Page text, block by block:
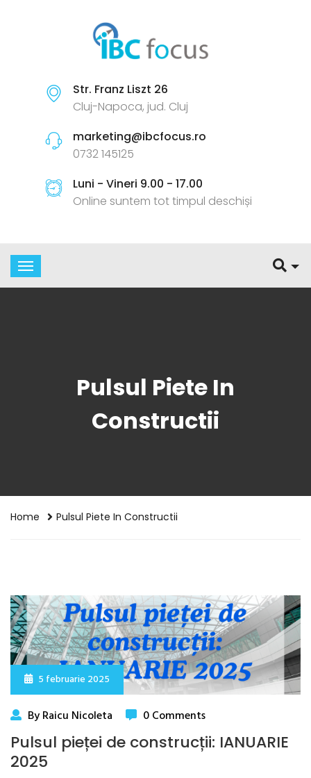
Str. Franz Liszt 26
Cluj-Napoca, jud. Cluj
marketing@ibcfocus.ro
0732 145125
Luni - Vineri 9.00 - 17.00
Online suntem tot timpul deschiși
Pulsul Piete In
Constructii
Home Pulsul Piete In Constructii
5 februarie 2025
By Raicu Nicoleta 0 Comments
Pulsul pieței de construcții: IANUARIE
2025